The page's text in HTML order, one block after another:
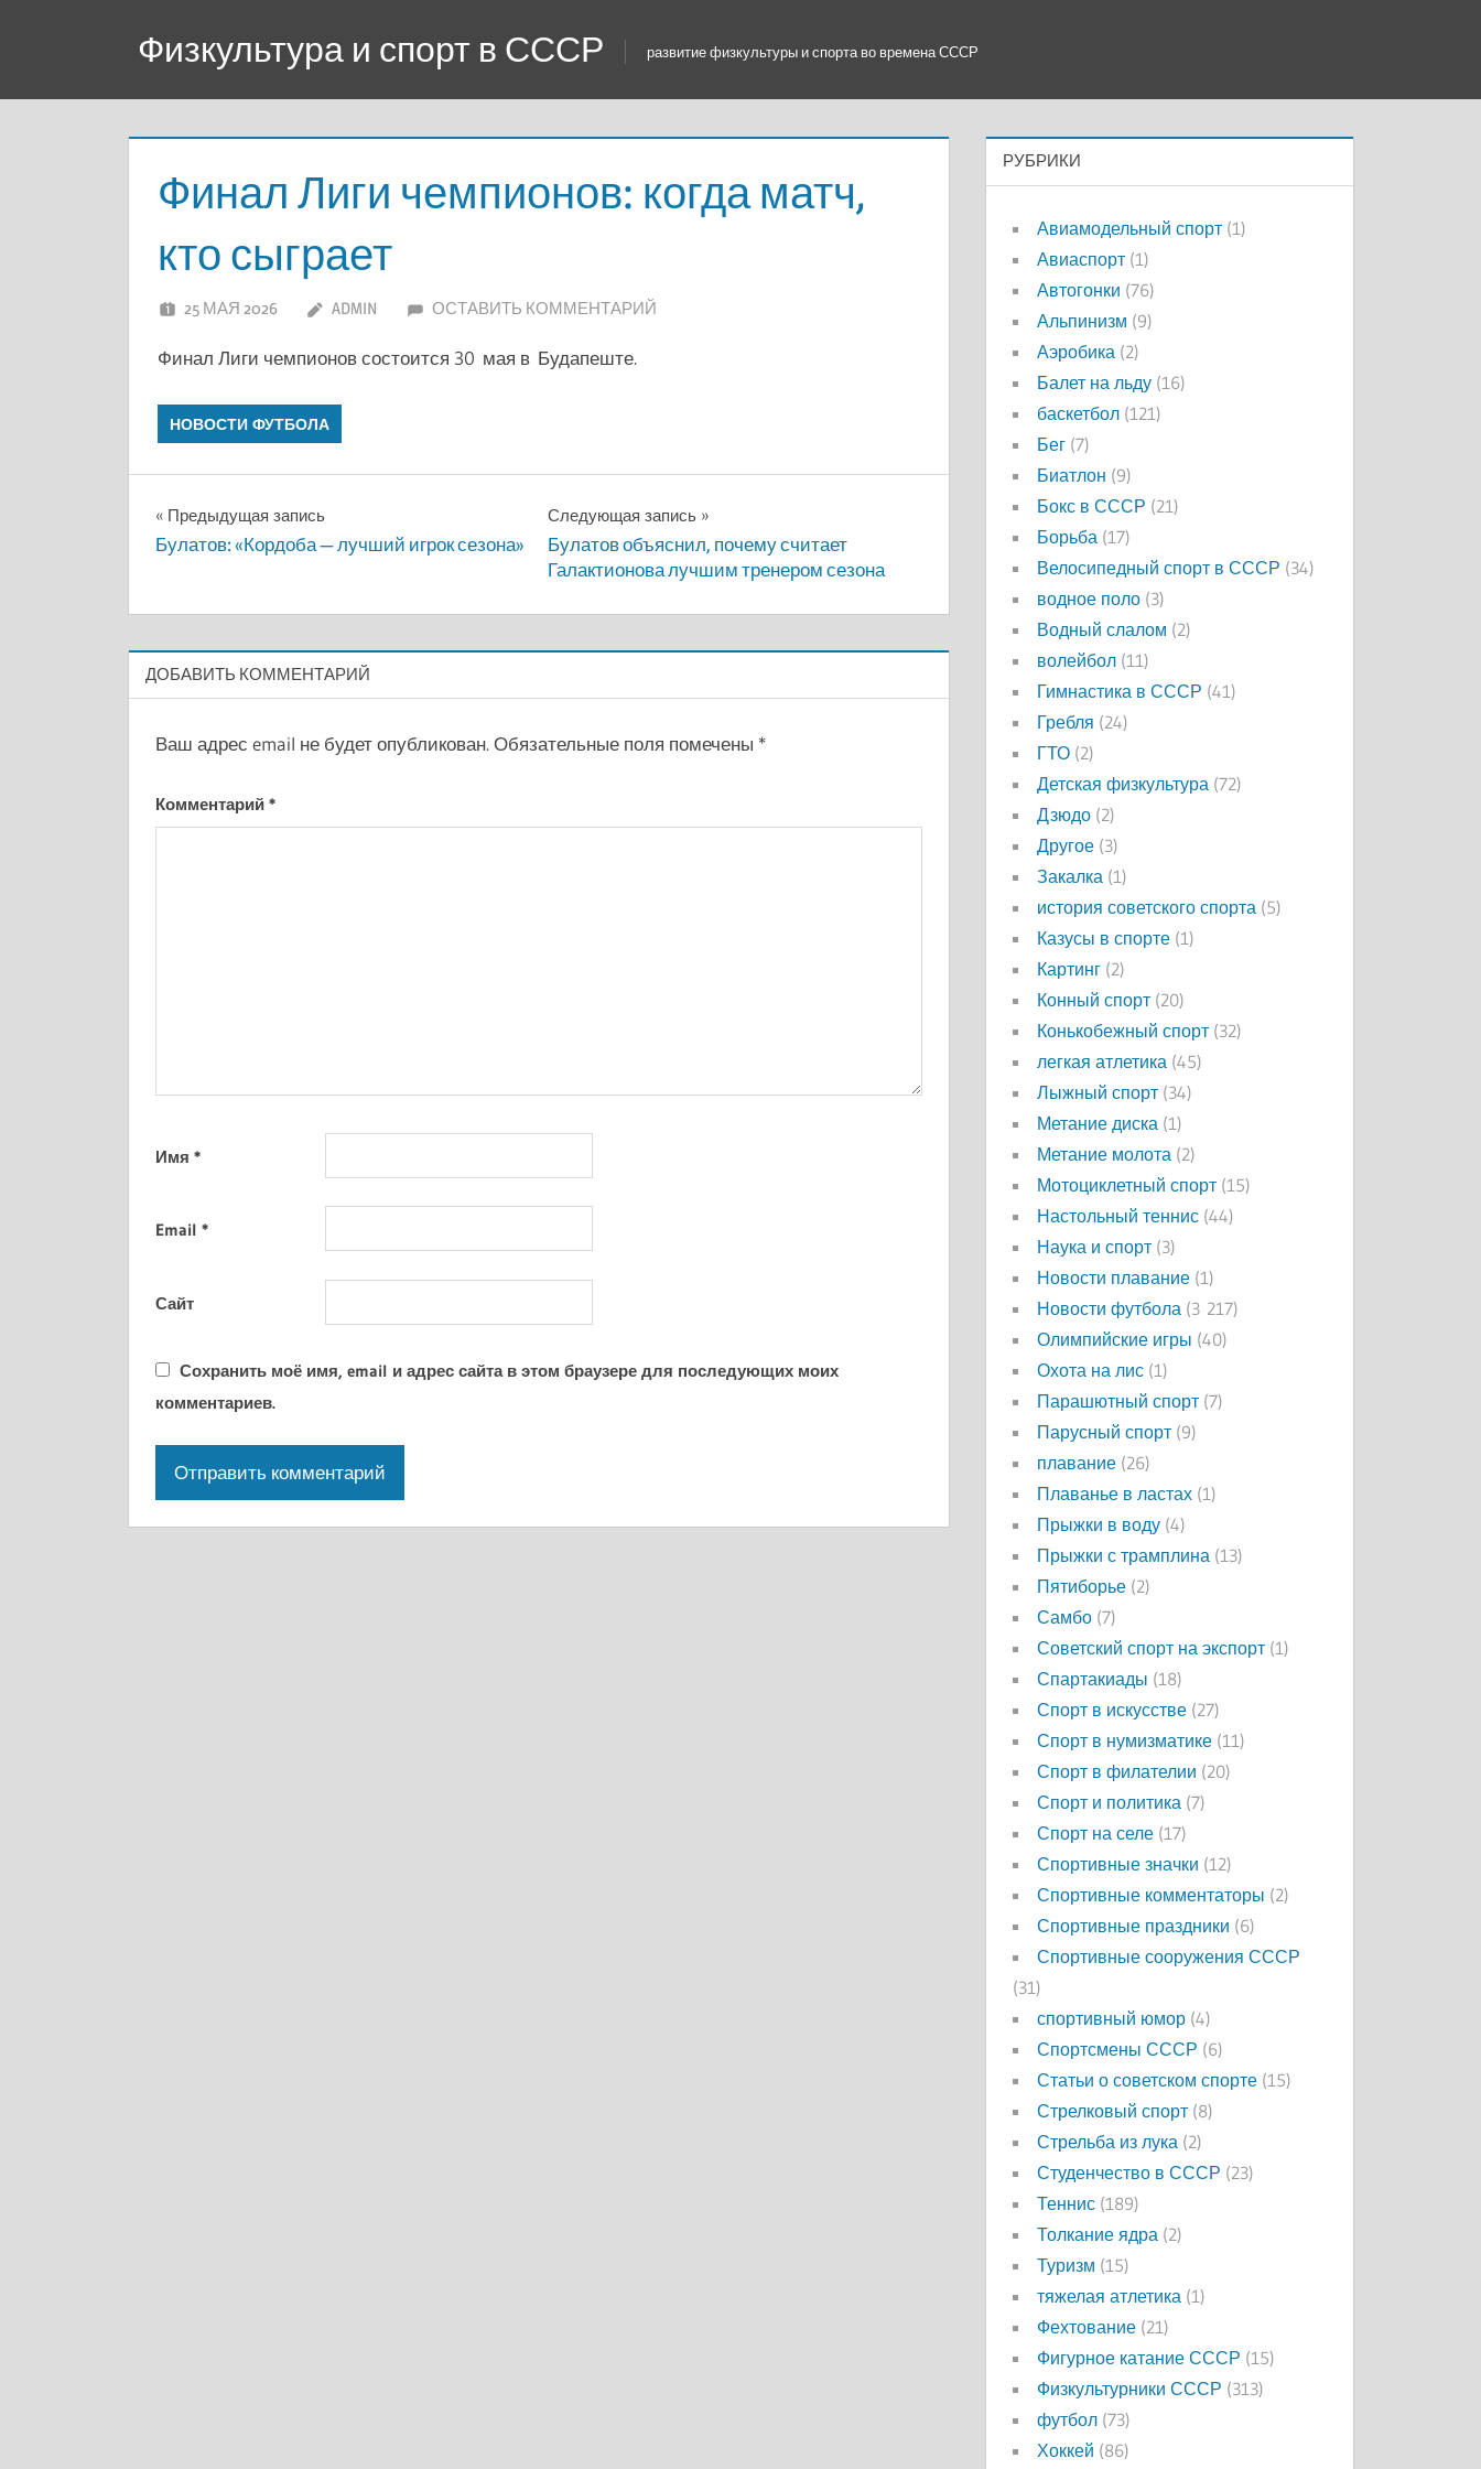
Физкультура и спорт в СССР развитие физкультуры и спорта во времена СССР
Финал Лиги чемпионов: когда матч,
кто сыграет
25 МАЯ 2026 ADMIN ОСТАВИТЬ КОММЕНТАРИЙ
Финал Лиги чемпионов состоится 30 мая в Будапеште.
НОВОСТИ ФУТБОЛА
Навигация
по
записям
Предыдущая запись
Булатов: «Кордоба — лучший игрок сезона»
Следующая запись
Булатов объяснил, почему считает
Галактионова лучшим тренером сезона
ДОБАВИТЬ КОММЕНТАРИЙ
Ваш адрес email не будет опубликован.Обязательные поля помечены *
Комментарий *
Имя *
Email *
Сайт
Сохранить моё имя, email и адрес сайта в этом браузере для последующих моих
комментариев.
РУБРИКИ
Авиамодельный спорт (1)
Авиаспорт (1)
Автогонки (76)
Альпинизм (9)
Аэробика (2)
Балет на льду (16)
баскетбол (121)
Бег (7)
Биатлон (9)
Бокс в СССР (21)
Борьба (17)
Велосипедный спорт в СССР (34)
водное поло (3)
Водный слалом (2)
волейбол (11)
Гимнастика в СССР (41)
Гребля (24)
ГТО (2)
Детская физкультура (72)
Дзюдо (2)
Другое (3)
Закалка (1)
история советского спорта (5)
Казусы в спорте (1)
Картинг (2)
Конный спорт (20)
Конькобежный спорт (32)
легкая атлетика (45)
Лыжный спорт (34)
Метание диска (1)
Метание молота (2)
Мотоциклетный спорт (15)
Настольный теннис (44)
Наука и спорт (3)
Новости плавание (1)
Новости футбола (3 217)
Олимпийские игры (40)
Охота на лис (1)
Парашютный спорт (7)
Парусный спорт (9)
плавание (26)
Плаванье в ластах (1)
Прыжки в воду (4)
Прыжки с трамплина (13)
Пятиборье (2)
Самбо (7)
Советский спорт на экспорт (1)
Спартакиады (18)
Спорт в искусстве (27)
Спорт в нумизматике (11)
Спорт в филателии (20)
Спорт и политика (7)
Спорт на селе (17)
Спортивные значки (12)
Спортивные комментаторы (2)
Спортивные праздники (6)
Спортивные сооружения СССР
(31)
спортивный юмор (4)
Спортсмены СССР (6)
Статьи о советском спорте (15)
Стрелковый спорт (8)
Стрельба из лука (2)
Студенчество в СССР (23)
Теннис (189)
Толкание ядра (2)
Туризм (15)
тяжелая атлетика (1)
Фехтование (21)
Фигурное катание СССР (15)
Физкультурники СССР (313)
футбол (73)
Хоккей (86)